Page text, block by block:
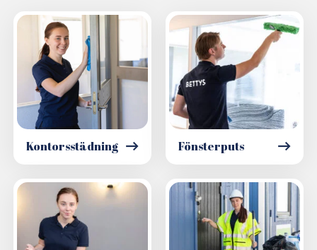
Kontorsstädning Fönsterputs